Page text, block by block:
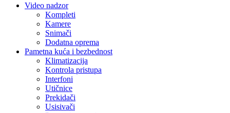
Video nadzor
Kompleti
Kamere
Snimači
Dodatna oprema
Pametna kuća i bezbednost
Klimatizacija
Kontrola pristupa
Interfoni
Utičnice
Prekidači
Usisivači